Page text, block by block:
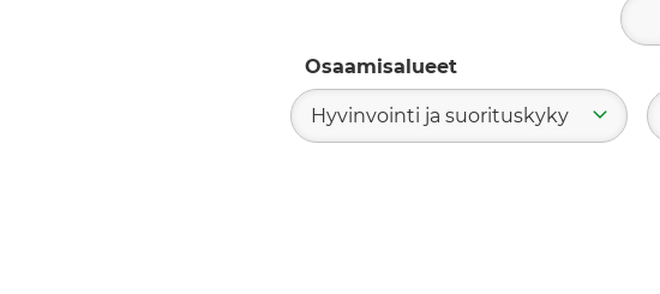
Osaamisalueet
Hyvinvointi ja suorituskyky